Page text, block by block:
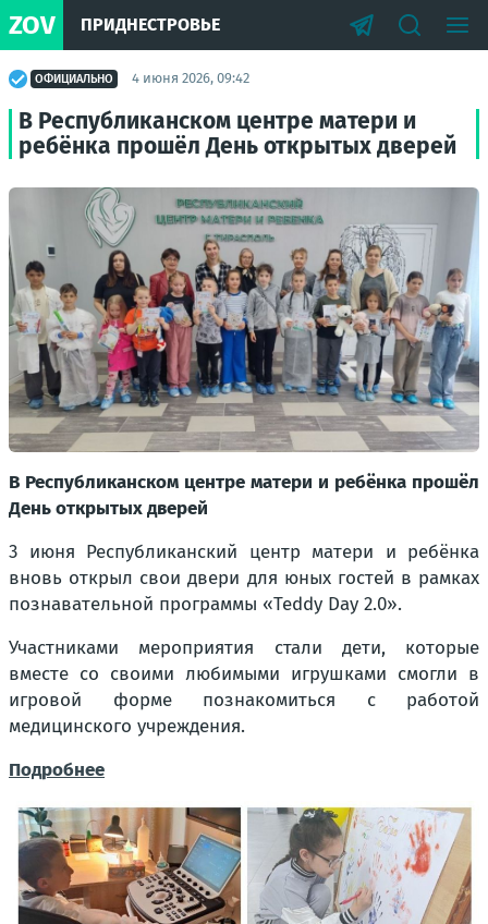
ZOV ПРИДНЕСТРОВЬЕ
ОФИЦИАЛЬНО 4 июня 2026, 09:42
В Республиканском центре матери и
ребёнка прошёл День открытых дверей
В Республиканском центре матери и ребёнка прошёл
День открытых дверей
3 июня Республиканский центр матери и ребёнка
вновь открыл свои двери для юных гостей в рамках
познавательной программы «Teddy Day 2.0».
Участниками мероприятия стали дети, которые
вместе со своими любимыми игрушками смогли в
игровой форме познакомиться с работой
медицинского учреждения.
Подробнее